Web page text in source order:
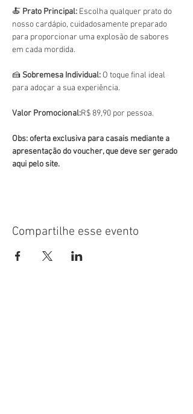
🍝 Prato Principal: Escolha qualquer prato do
nosso cardápio, cuidadosamente preparado
para proporcionar uma explosão de sabores
em cada mordida.
🍰 Sobremesa Individual: O toque final ideal
para adoçar a sua experiência.
Valor Promocional:R$ 89,90 por pessoa.
Obs: oferta exclusiva para casais mediante a
apresentação do voucher, que deve ser gerado
aqui pelo site.
Compartilhe esse evento